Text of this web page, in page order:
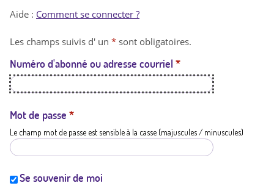
t
a
t
i
Aide : Comment se connecter ?
Les champs suivis d' un * sont obligatoires.
Numéro d'abonné ou adresse courriel *
Mot de passe *
Le champ mot de passe est sensible à la casse (majuscules / minuscules)
Se souvenir de moi